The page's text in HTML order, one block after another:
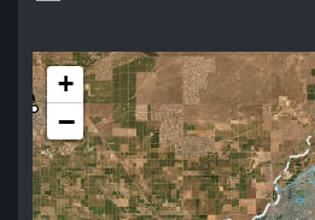
+
−